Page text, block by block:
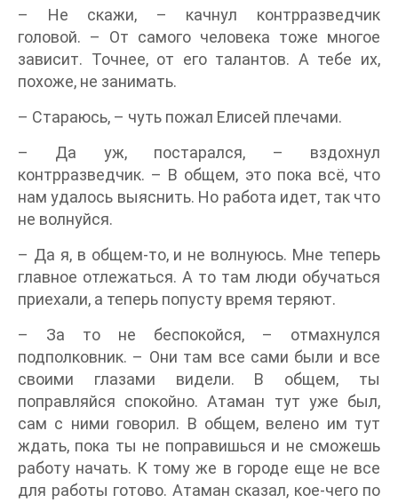
– Не скажи, – качнул контрразведчик
головой. – От самого человека тоже многое
зависит. Точнее, от его талантов. А тебе их,
похоже, не занимать.
– Стараюсь, – чуть пожал Елисей плечами.
– Да уж, постарался, – вздохнул
контрразведчик. – В общем, это пока всё, что
нам удалось выяснить. Но работа идет, так что
не волнуйся.
– Да я, в общем-то, и не волнуюсь. Мне теперь
главное отлежаться. А то там люди обучаться
приехали, а теперь попусту время теряют.
– За то не беспокойся, – отмахнулся
подполковник. – Они там все сами были и все
своими глазами видели. В общем, ты
поправляйся спокойно. Атаман тут уже был,
сам с ними говорил. В общем, велено им тут
ждать, пока ты не поправишься и не сможешь
работу начать. К тому же в городе еще не все
для работы готово. Атаман сказал, кое-чего по